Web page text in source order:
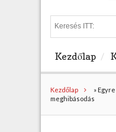
Kezdőlap
Kezdőlap »
meghibásodás